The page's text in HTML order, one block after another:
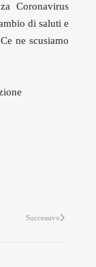
Coronavirus
di saluti e
ne scusiamo
Successivo